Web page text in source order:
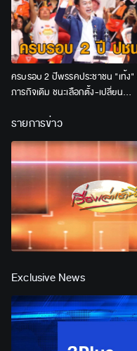
ครบรอบ 2 ปีพรรคประชาชน "เท้ง"
ภารกิจเดิม ชนะเลือกตั้ง-เปลี่ยน
รายการข่าว
Exclusive News